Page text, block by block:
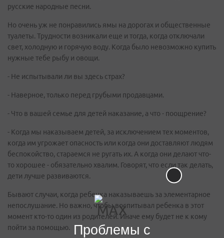
русские народные песни.
Но очень уж не понравились ямы на дорогах и общественные
туалеты. Трудности возникали еще и тогда, когда отключали
свет, холодную и горячую воду. Когда было невозможно купить
нужные тебе рыбу и овощи.
- Не испытывали ли вы здесь страх?
- Наверное, только перед грубыми продавцами.
- Что в вашей семье для детей наказание, а что - поощрение?
- Когда мы наказываем детей, за исключением тех моментов,
когда им угрожает опасность или когда они доставляют людям
беспокойство, стараемся не ругать их. А когда они делают что-
то хорошее - обязательно хвалим. Говорят, что если так делать,
дети лучше развиваются.
Бывают случаи, когда ребенка наказываешь за элементарное
непослушание. Но важно, чтобы воспитывал ребенка в этот
момент кто-то один из родителей. Иначе ему будет не к кому
пойти за помощью.
Проблемы с